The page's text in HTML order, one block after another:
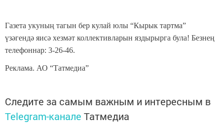
Газета укуның тагын бер кулай юлы “Кырык тартма”
үзәгендә яисә хезмәт коллективларын яздырырга була! Безнең
телефоннар: 3-26-46.
Реклама. АО “Татмедиа”
Следите за самым важным и интересным в
Telegram-канале Татмедиа